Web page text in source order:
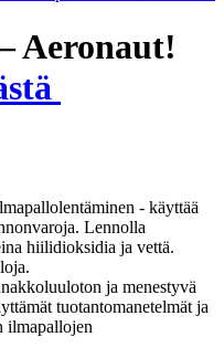
Aeronaut!
- käyttää
Lennolla
hiilidioksidia ja vettä.
ja menestyvä
tuotantomanetelmät ja
ilmapallojen